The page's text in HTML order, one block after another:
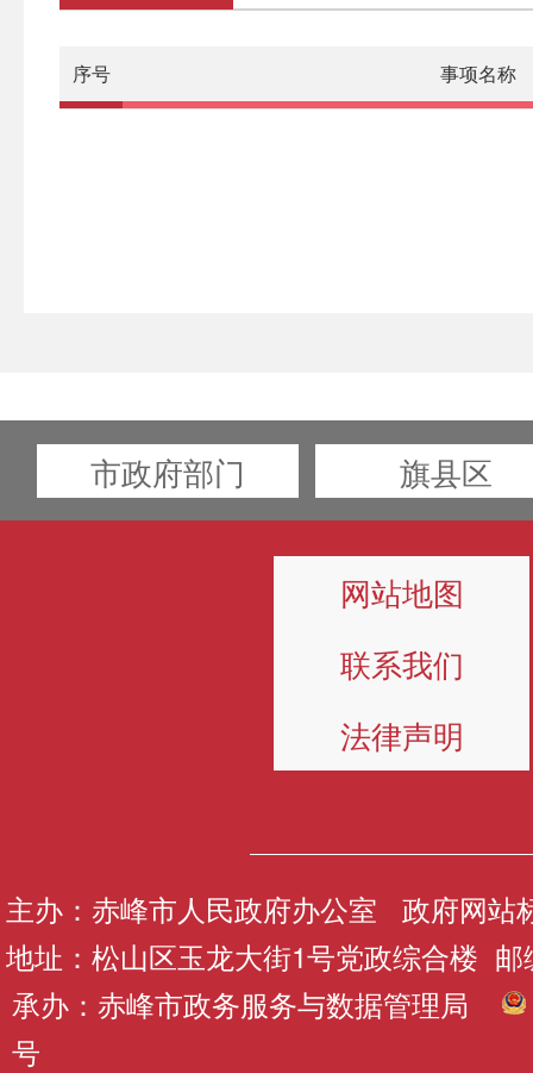
序号 事项名称
市政府部门 旗县区
网站地图
联系我们
法律声明
主办：赤峰市人民政府办公室 政府网站
地址：松山区玉龙大街1号党政综合楼 邮
承办：赤峰市政务服务与数据管理局
号